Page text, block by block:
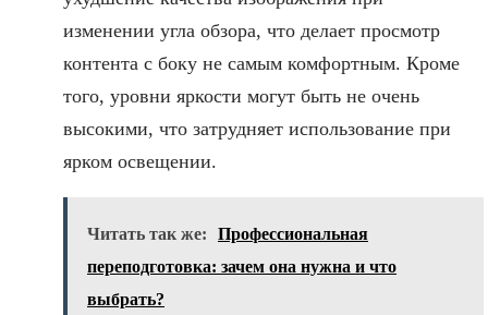
изменении угла обзора, что делает просмотр
контента с боку не самым комфортным. Кроме
того, уровни яркости могут быть не очень
высокими, что затрудняет использование при
ярком освещении.
Читать так же:
Профессиональная
переподготовка: зачем она нужна и что
выбрать?